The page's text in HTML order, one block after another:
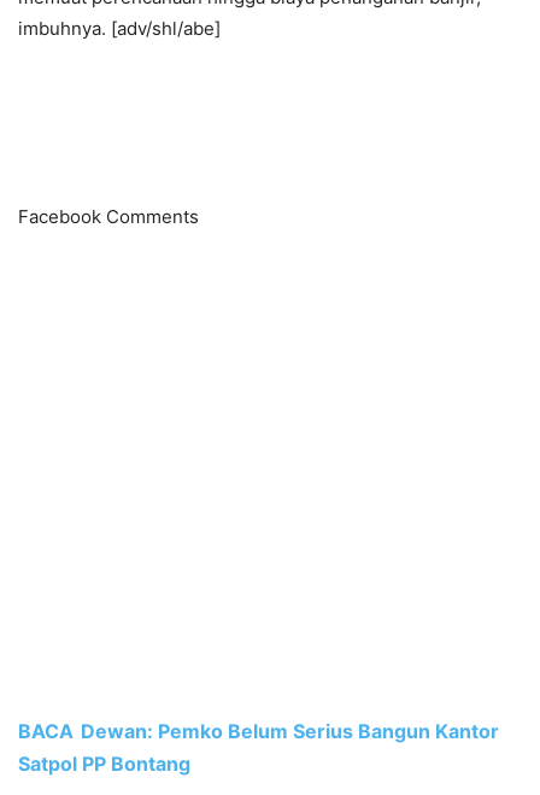
imbuhnya. [adv/shl/abe]
Facebook Comments
BACA Dewan: Pemko Belum Serius Bangun Kantor
Satpol PP Bontang